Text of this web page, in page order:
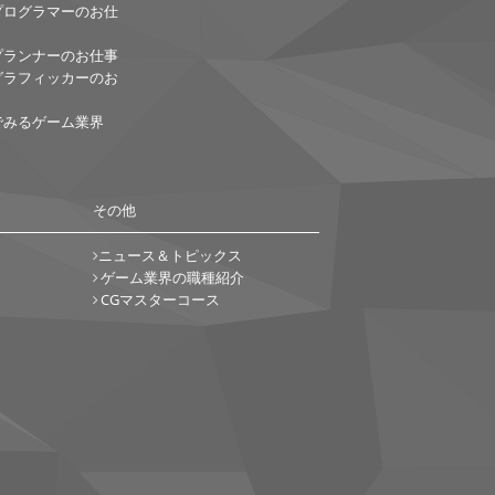
グラマーのお仕
ンナーのお仕事
フィッカーのお
るゲーム業界
その他
ニュース＆トピックス
ゲーム業界の職種紹介
CGマスターコース